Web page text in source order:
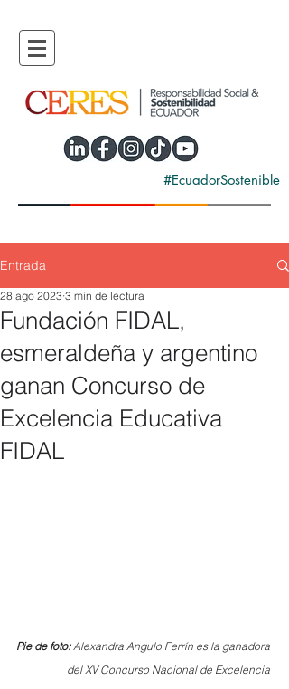
#EcuadorSostenible
Entrada
Fundación FIDAL,
esmeraldeña y argentino
ganan Concurso de
Excelencia Educativa
FIDAL
28 ago 2023 3 min de lectura
Pie de foto: Alexandra Angulo Ferrín es la ganadora
del XV Concurso Nacional de Excelencia